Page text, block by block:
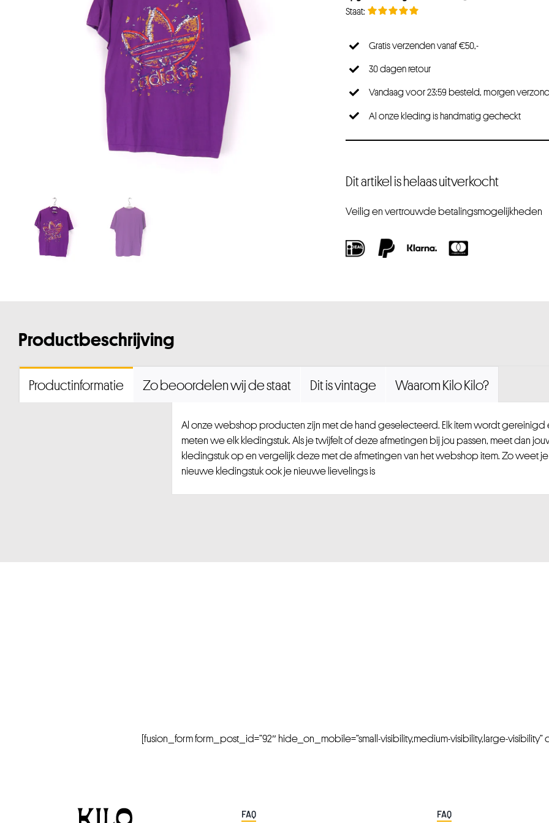
Gratis verzenden vanaf €50,-
30 dagen retour
Vandaag voor 23:59 besteld, morgen
Al onze kleding is handmatig gecheckt
Dit artikel is helaas uitverkocht
Veilig en vertrouwde betalingsmogelijkheden
Productbeschrijving
Productinformatie Zo beoordelen wij de staat Dit is vintage Waarom Kilo Kilo?
Al onze webshop producten zijn met de hand geselecteerd. Elk item wordt gereinigd
meten we elk kledingstuk. Als je twijfelt of deze afmetingen bij jou passen, meet dan
kledingstuk op en vergelijk deze met de afmetingen van het webshop item. Zo weet
nieuwe kledingstuk ook je nieuwe lievelings is
[fusion_form form_post_id=”92″ hide_on_mobile=”small-visibility,medium-visibility,large-visibility”
FAQ FAQ